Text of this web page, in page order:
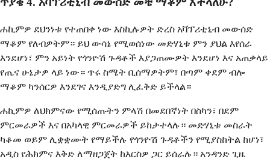
ሐኪምዎ ደህንነቱ የተጠበቀ ነው እስኪሉዎት ድረስ አቫፕሪቲኒብ መውሰድ
ማቆም የለብዎትም። ይህ ውሳኔ የሚወሰነው መድሃኒቱ ምን ያህል እየሰራ
እንደሆነ፣ ምን አይነት የጎንዮሽ ጉዳቶች እያጋጠሙዎት እንደሆነ እና አጠቃላይ
የጤና ሁኔታዎ ላይ ነው። ጥሩ ስሜት ቢሰማዎትም፣ በጣም ቀደም ብሎ
ማቆም ካንሰርዎ እንደገና እንዲያድግ ሊፈቅድ ይችላል።
ሐኪምዎ ለህክምናው የሚሰጡትን ምላሽ በመደበኛነት በስካን፣ በደም
ምርመራዎች እና በአካላዊ ምርመራዎች ይከታተላሉ። መድሃኒቱ መስራት
ካቆመ ወይም ሊቋቋሙት የማይችሉ የጎንዮሽ ጉዳቶችን የሚያስከትል ከሆነ፣
አዲስ የሕክምና እቅድ ለማዘጋጀት ከእርስዎ ጋር ይሰራሉ። አንዳንድ ጊዜ